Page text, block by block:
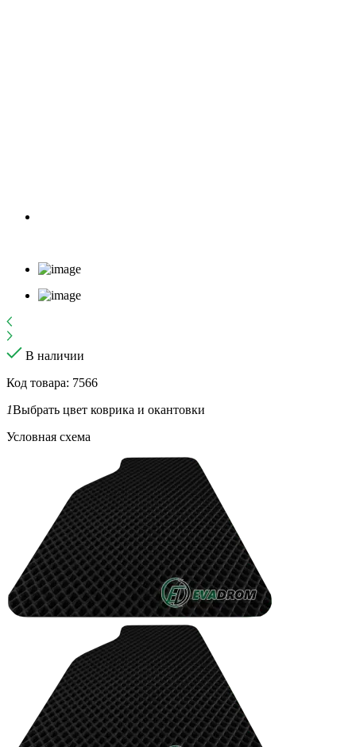
В наличии
Код товара: 7566
1Выбрать цвет коврика и окантовки
Условная схема